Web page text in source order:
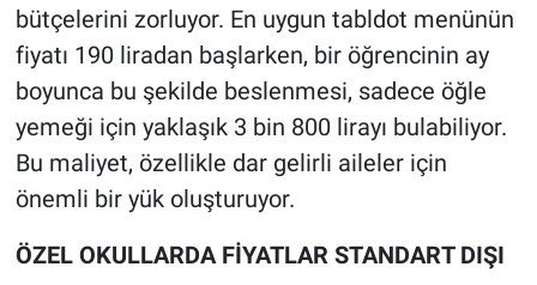
bütçelerini zorluyor. En uygun tabldot menünün
fiyatı 190 liradan başlarken, bir öğrencinin ay
boyunca bu şekilde beslenmesi, sadece öğle
yemeği için yaklaşık 3 bin 800 lirayı bulabiliyor.
Bu maliyet, özellikle dar gelirli aileler için
önemli bir yük oluşturuyor.
ÖZEL OKULLARDA FİYATLAR STANDART DIŞI
Nedir
Popüler
Programlar
Sağlık
Spor